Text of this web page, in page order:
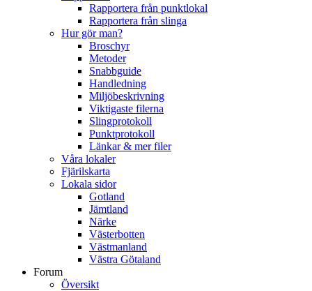
Rapportera från punktlokal
Rapportera från slinga
Hur gör man?
Broschyr
Metoder
Snabbguide
Handledning
Miljöbeskrivning
Viktigaste filerna
Slingprotokoll
Punktprotokoll
Länkar & mer filer
Våra lokaler
Fjärilskarta
Lokala sidor
Gotland
Jämtland
Närke
Västerbotten
Västmanland
Västra Götaland
Forum
Översikt